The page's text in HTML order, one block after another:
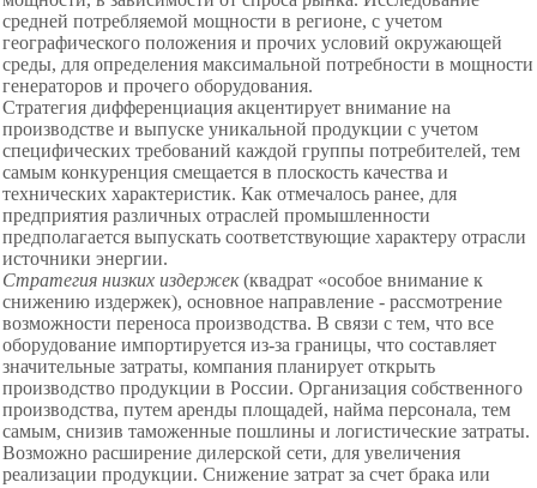
средней потребляемой мощности в регионе, с учетом
географического положения и прочих условий окружающей
среды, для определения максимальной потребности в мощности
генераторов и прочего оборудования.
Стратегия дифференциация акцентирует внимание на
производстве и выпуске уникальной продукции с учетом
специфических требований каждой группы потребителей, тем
самым конкуренция смещается в плоскость качества и
технических характеристик. Как отмечалось ранее, для
предприятия различных отраслей промышленности
предполагается выпускать соответствующие характеру отрасли
источники энергии.
Стратегия низких издержек(квадрат «особое внимание к
снижению издержек), основное направление - рассмотрение
возможности переноса производства. В связи с тем, что все
оборудование импортируется из-за границы, что составляет
значительные затраты, компания планирует открыть
производство продукции в России. Организация собственного
производства, путем аренды площадей, найма персонала, тем
самым, снизив таможенные пошлины и логистические затраты.
Возможно расширение дилерской сети, для увеличения
реализации продукции. Снижение затрат за счет брака или